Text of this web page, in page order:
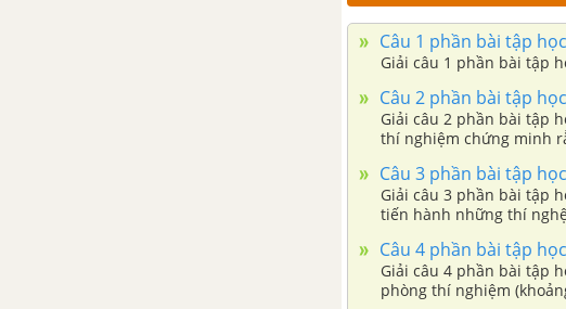
Câu 1 phần bài tập
Giải câu 1 phần bài tập
Câu 2 phần bài tập
Giải câu 2 phần bài tập
thí nghiệm chứng minh
Câu 3 phần bài tập
Giải câu 3 phần bài tập
tiến hành những thí
Câu 4 phần bài tập
Giải câu 4 phần bài tập
phòng thí nghiệm